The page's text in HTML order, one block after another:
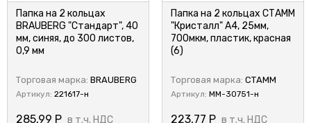
Папка на 2 кольцах
BRAUBERG "Стандарт", 40
мм, синяя, до 300 листов,
0,9 мм
Торговая марка: BRAUBERG
Артикул: 221617-н
285,99 Р в т.ч. НДС
Папка на 2 кольцах СТАММ
"Кристалл" А4, 25мм,
700мкм, пластик, красная
(6)
Торговая марка: СТАММ
Артикул: ММ-30751-н
223,77 Р в т.ч. НДС